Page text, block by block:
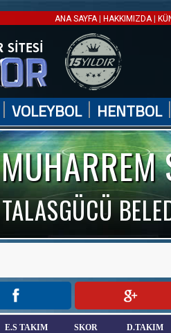
ANA SAYFA| HAKKIMIZDA|
| VOLEYBOL | HENTBOL |
MUHARREM
TALASGÜCÜ
E.S TAKIM SKOR D.TAKIM